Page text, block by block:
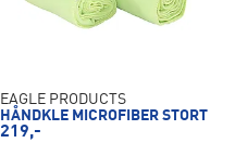
EAGLE PRODUCTS
HÅNDKLE MICROFIBER STORT
219,-